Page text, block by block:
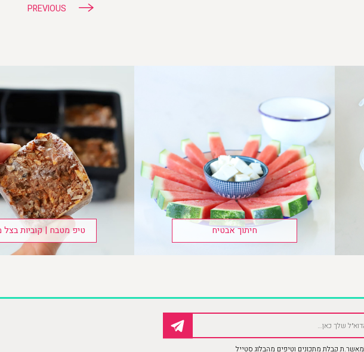
ניווט PREVIOUS
חיתוך אבטיח טיפ מטבח | קוביות בצל
מאשר.ת קבלת מתכונים וטיפים מהבלוג סטייל